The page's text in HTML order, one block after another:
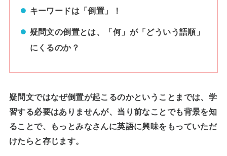
キーワードは「倒置」！
疑問文の倒置とは、「何」が「どういう語順」
にくるのか？
疑問文ではなぜ倒置が起こるのかということまでは、学
習する必要はありませんが、当り前なことでも背景を知
ることで、もっとみなさんに英語に興味をもっていただ
けたらと存じます。